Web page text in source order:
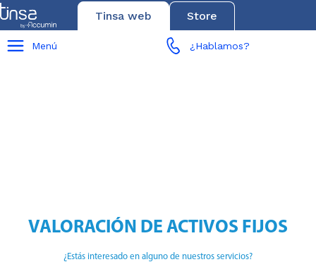
Tinsa web Store
Menú ¿Hablamos?
VALORACIÓN DE ACTIVOS FIJOS
¿Estás interesado en alguno de nuestros servicios?